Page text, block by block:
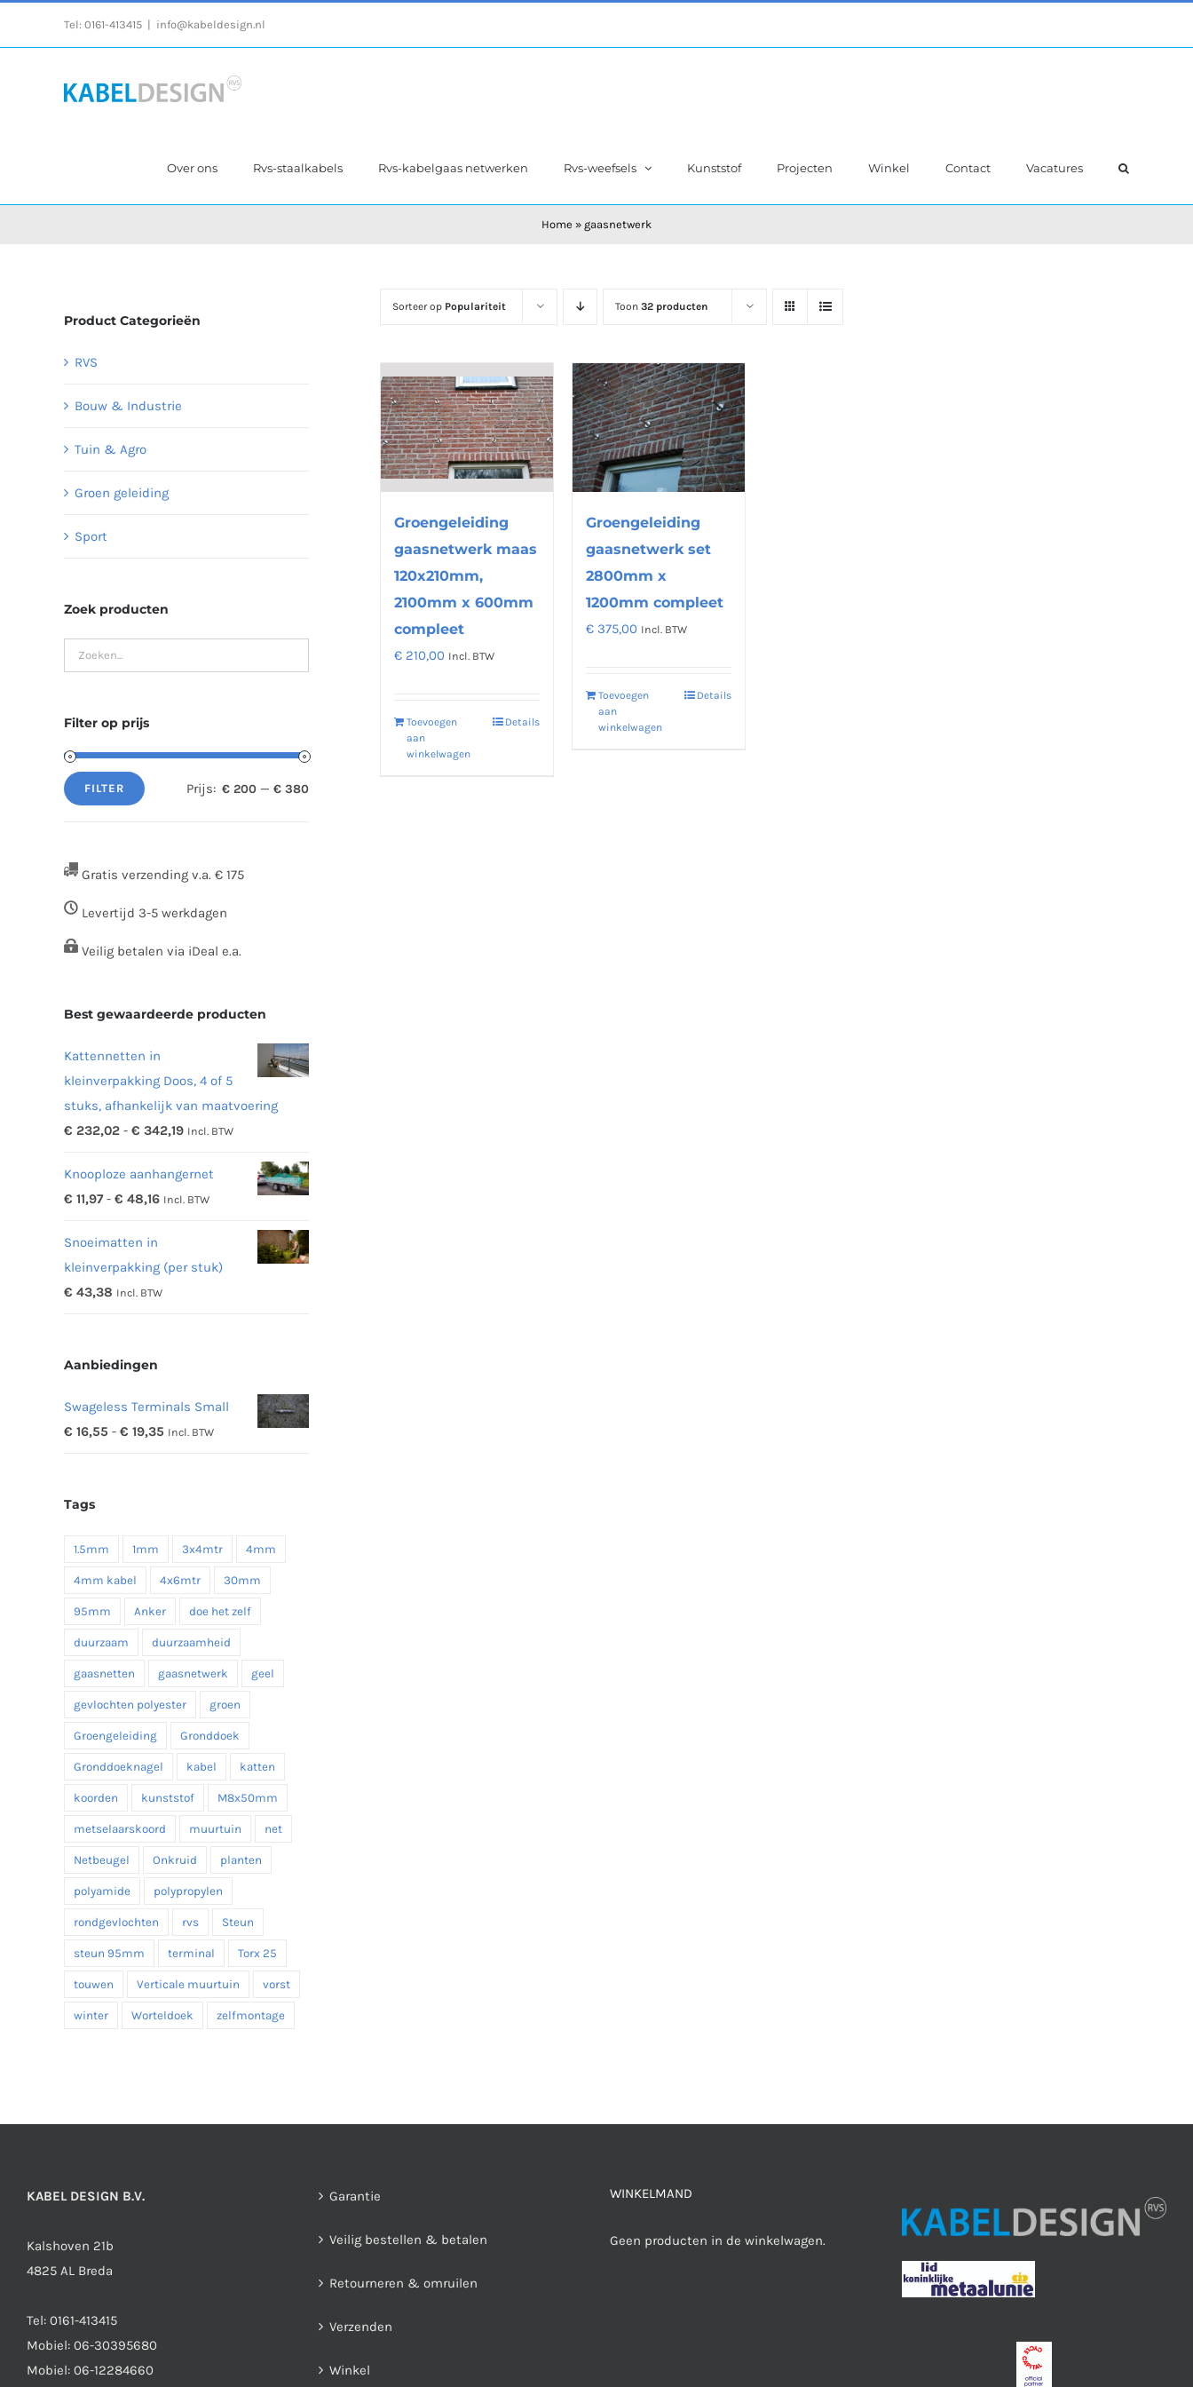
Tel: 0161-413415 info@kabeldesign.nl
Over ons Rvs-staalkabels Rvs-kabelgaas netwerken Rvs-weefsels Kunststof Projecten Winkel Contact Vacatures
Home » gaasnetwerk
Sorteer op Populariteit Toon 32 producten
Groengeleiding
gaasnetwerk maas
120x210mm,
2100mm x 600mm
compleet
€ 210,00 Incl. BTW
Toevoegen
aan
winkelwagen
Details
Groengeleiding
gaasnetwerk set
2800mm x
1200mm compleet
€ 375,00 Incl. BTW
Toevoegen
aan
winkelwagen
Details
Product Categorieën
RVS
Bouw & Industrie
Tuin & Agro
Groen geleiding
Sport
Zoek producten
Filter op prijs
Min.
Max.
FILTER Prijs: € 200 — € 380
Gratis verzending v.a. € 175
Levertijd 3-5 werkdagen
Veilig betalen via iDeal e.a.
Best gewaardeerde producten
Kattennetten in
kleinverpakking Doos, 4 of 5
stuks, afhankelijk van maatvoering
€ 232,02 - € 342,19Prijsklasse:
tot
€ 342,19
Incl. BTW
Knooploze aanhangernet
€ 11,97 - € 48,16Prijsklasse:
€ 48,16
Incl. BTW
Snoeimatten in
kleinverpakking (per stuk)
€ 43,38 Incl. BTW
Aanbiedingen
Swageless Terminals Small
€ 16,55 - € 19,35 Prijsklasse:
Incl. BTW
Tags
1.5mm 1mm 3x4mtr 4mm
4mm kabel 4x6mtr 30mm
95mm Anker doe het zelf
duurzaam duurzaamheid
gaasnetten gaasnetwerk geel
gevlochten polyester groen
Groengeleiding Gronddoek
Gronddoeknagel kabel katten
koorden kunststof M8x50mm
metselaarskoord muurtuin net
Netbeugel Onkruid planten
polyamide polypropylen
rondgevlochten rvs Steun
steun 95mm terminal Torx 25
touwen Verticale muurtuin vorst
winter Worteldoek zelfmontage
KABEL DESIGN B.V.
Kalshoven 21b
4825 AL Breda
Tel: 0161-413415
Mobiel: 06-30395680
Mobiel: 06-12284660
Garantie
Veilig bestellen & betalen
Retourneren & omruilen
Verzenden
Winkel
WINKELMAND
Geen producten in de winkelwagen.